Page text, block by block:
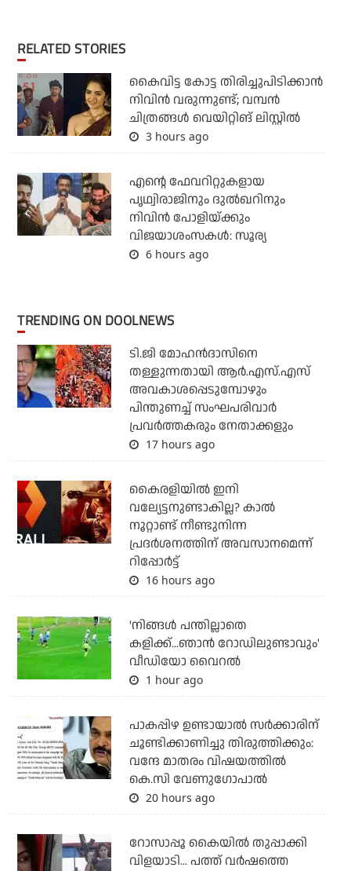
RELATED STORIES
കൈവിട്ട കോട്ട തിരിച്ചുപിടിക്കാന്‍
നിവിന്‍ വരുന്നുണ്ട്; വമ്പന്‍
ചിത്രങ്ങള്‍ വെയിറ്റിങ് ലിസ്റ്റില്‍
3 hours ago
എന്റെ ഫേവറിറ്റുകളായ
പൃഥ്വിരാജിനും ദുല്‍ഖറിനും
നിവിന്‍ പോളിയ്ക്കും
വിജയാശംസകള്‍: സൂര്യ
6 hours ago
TRENDING ON DOOLNEWS
ടി.ജി മോഹന്‍ദാസിനെ
തള്ളുന്നതായി ആര്‍.എസ്.എസ്
അവകാശപ്പെടുമ്പോഴും
പിന്തുണച്ച് സംഘപരിവാര്‍
പ്രവര്‍ത്തകരും നേതാക്കളും
17 hours ago
കൈരളിയില്‍ ഇനി
വല്യേട്ടനുണ്ടാകില്ല? കാല്‍
നൂറ്റാണ്ട് നീണ്ടുനിന്ന
പ്രദര്‍ശനത്തിന് അവസാനമെന്ന്
റിപ്പോര്‍ട്ട്
16 hours ago
'നിങ്ങള്‍ പന്തില്ലാതെ
കളിക്ക്...ഞാന്‍ റോഡിലുണ്ടാവും'
വീഡിയോ വൈറല്‍
1 hour ago
പാകപ്പിഴ ഉണ്ടായാല്‍ സര്‍ക്കാരിന്
ചൂണ്ടിക്കാണിച്ചു തിരുത്തിക്കും:
വന്ദേ മാതരം വിഷയത്തില്‍
കെ.സി വേണുഗോപാല്‍
20 hours ago
റോസാപ്പൂ കൈയില്‍ തുപ്പാക്കി
വിളയാടി... പത്ത് വര്‍ഷത്തെ